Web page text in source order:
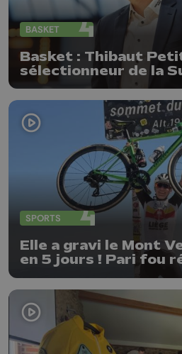
BASKET
Basket : Thibaut
sélectionneur de la
(messieurs)
SPORTS
Elle a gravi le Mont
en 5 jours ! Pari fou